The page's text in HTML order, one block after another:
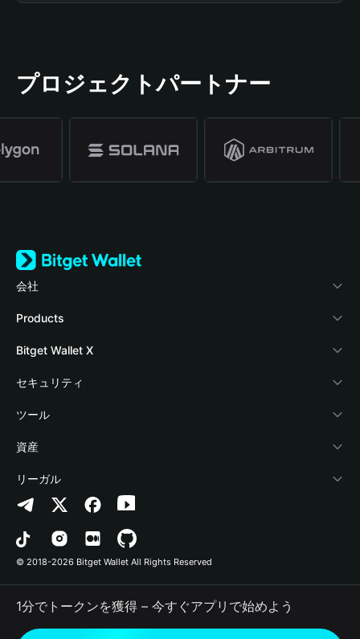
プロジェクトパートナー
会社
Bitget Walletについて
ブログ
アカデミー
暗号資産ニュース
Help Center
お問い合わせ
ブランドリソース
キャリア
Products
Crypto Card
Stablecoin Earn
Payfi Crypto
Crypto Swap API
Altcoin Season Index
Prediction Markets
DApp
RWA
Bitget Wallet X
デベロッパー
ウォレットを接続
Bitget Wallet Pay
プロジェクトを掲載
セキュリティ
保護基金
セキュリティ技術
ツール
暗号資産を購入
認証検出
コントラクト検出
一括送金
資産
Arbitrum
Avalanche
Bitcoin
Polygon
リーガル
プライバシーポリシー
利用規約
© 2018-2026 Bitget Wallet All Rights Reserved
1分でトークンを獲得 – 今すぐアプリで始めよう